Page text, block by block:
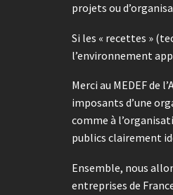
projets ou
Si les « recettes »
l’environnement
Merci au MEDEF de
imposants d’une
comme à
publics clairement
Ensemble, nous
entreprises de